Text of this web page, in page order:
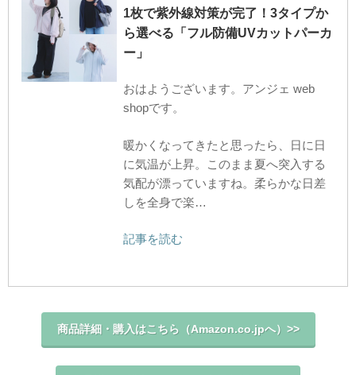
1枚で紫外線対策が完了！3タイプか
ら選べる「フル防備UVカットパーカ
ー」
おはようございます。アンジェ web
shopです。
暖かくなってきたと思ったら、日に日
に気温が上昇。このまま夏へ突入する
気配が漂っていますね。柔らかな日差
しを全身で楽…
記事を読む
商品詳細・購入はこちら（Amazon.co.jpへ）>>